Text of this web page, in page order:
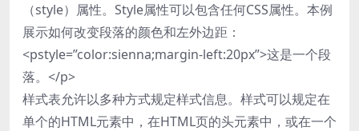
（style）属性。Style属性可以包含任何CSS属性。本例
展示如何改变段落的颜色和左外边距：
<pstyle=”color:sienna;margin-left:20px”>这是一个段
落。</p>
样式表允许以多种方式规定样式信息。样式可以规定在
单个的HTML元素中，在HTML页的头元素中，或在一个